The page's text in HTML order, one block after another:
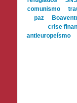
comunismo
paz
crise
antieuropeísmo